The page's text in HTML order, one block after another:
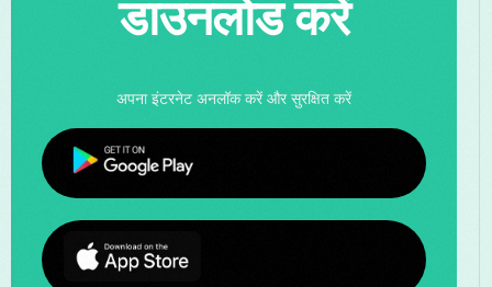
डाउनलोड करें
अपना इंटरनेट अनलॉक करें और सुरक्षित करें